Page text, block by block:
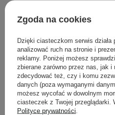
Pyunkang Yul - ACNE Toner
Skóry
Zgoda na cookies
Dzięki ciasteczkom serwis
analizować ruch na stronie i
reklamy. Poniżej możesz
zbierane zarówno przez nas, jak i
zdecydować też, czy i komu
danych (poza wymaganymi
możesz wycofać w dowolnym
ciasteczek z Twojej przeglądarki.
Polityce prywatności